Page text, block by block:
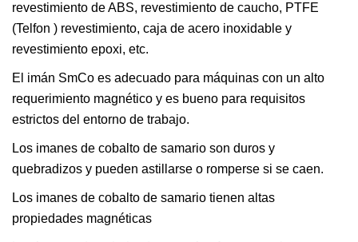
revestimiento de ABS, revestimiento de caucho, PTFE
(Telfon ) revestimiento, caja de acero inoxidable y
revestimiento epoxi, etc.
El imán SmCo es adecuado para máquinas con un alto
requerimiento magnético y es bueno para requisitos
estrictos del entorno de trabajo.
Los imanes de cobalto de samario son duros y
quebradizos y pueden astillarse o romperse si se caen.
Los imanes de cobalto de samario tienen altas
propiedades magnéticas